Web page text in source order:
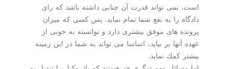
است، نمی تواند قدرت آن چنانی داشته باشد كه رای
دادگاه را به نفع شما تمام نماید. پس كسی كه میزان
پرونده های موفق بیشتری دارد و توانسته به خوبی از
عهده آنها بر بیاید، اساسا می تواند به شما در این زمینه
بیشتر كمك نماید.